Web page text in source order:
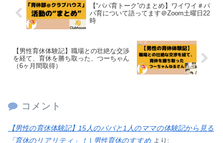
【“パパ育トーク”のまとめ】ワイワイ＃パ
パ育について語ってます＠Zoom土曜日22
時
【男性育休体験記】職場との壮絶な交渉
を経て、育休を勝ち取った、つーちゃん
（6ヶ月間取得）
コメント
【男性の育休体験記】15人のパパと1人のママの体験記から見る
「育休のリアリティ」！ | 男性育休のすすめ より: